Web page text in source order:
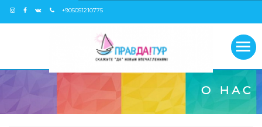
+905051210775
О НАС